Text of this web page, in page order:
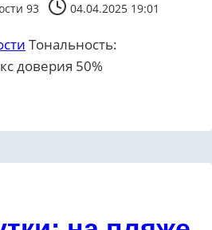
93 04.04.2025 19:01
Тональность:
доверия 50%